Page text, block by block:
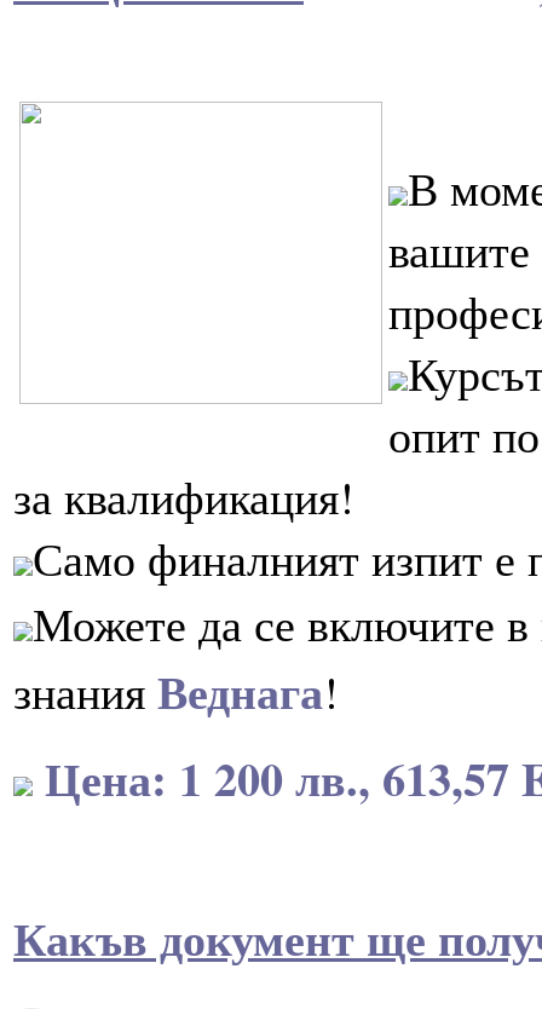
В
опит
за квалификация!
Само финалният изпит е
Можете да се включите в
знанияВеднага!
Цена: 1 200 лв., 613,57
Какъв документ ще